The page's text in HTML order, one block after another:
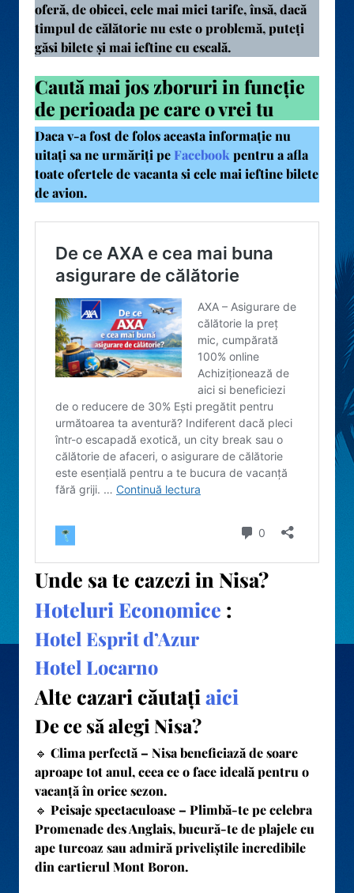
oferă, de obicei, cele mai mici tarife, însă, dacă
timpul de călătorie nu este o problemă, puteți
găsi bilete și mai ieftine cu escală.
Caută mai jos zboruri in funcție
de perioada pe care o vrei tu
Daca v-a fost de folos aceasta informație nu
uitați sa ne urmăriți pe Facebookpentru a afla
toate ofertele de vacanta si cele mai ieftine bilete
de avion.
Unde sa te cazezi in Nisa?
Hoteluri Economice :
Hotel Esprit d’Azur
Hotel Locarno
Alte cazari căutați aici
De ce să alegi Nisa?
🔹 Clima perfectă– Nisa beneficiază de soare
aproape tot anul, ceea ce o face ideală pentru o
vacanță în orice sezon.
🔹 Peisaje spectaculoase– Plimbă-te pe celebra
Promenade des Anglais, bucură-te de plajele cu
ape turcoaz sau admiră priveliștile incredibile
din cartierul Mont Boron.